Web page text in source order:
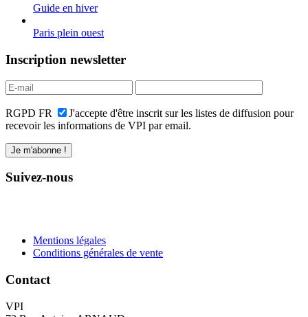
Guide en hiver
Paris plein ouest
Inscription newsletter
RGPD FR
J'accepte d'être inscrit sur les listes de diffusion pour
recevoir les informations de VPI par email.
Suivez-nous
Mentions légales
Conditions générales de vente
Contact
VPI